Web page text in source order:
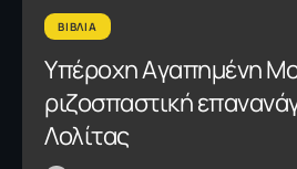
ΒΙΒΛΙΑ
Υπέροχη Aγαπημένη
ριζοσπαστική
Λολίτας